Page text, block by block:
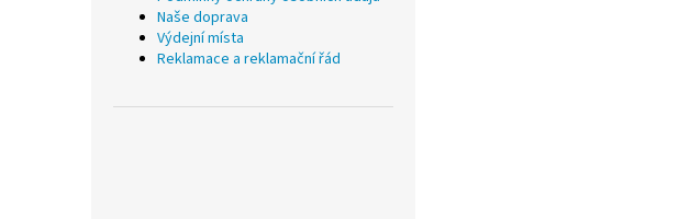
Naše doprava
Výdejní místa
Reklamace a reklamační řád